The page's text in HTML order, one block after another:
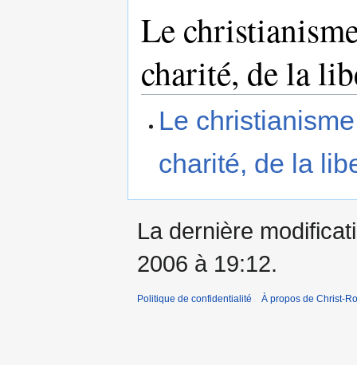
Le
charité, de la
Le
charité, de la
La dernière
2006 à 19:12.
Politique de confidentialité À propos de Christ-